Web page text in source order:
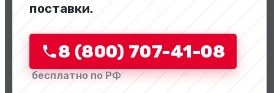
поставки.
8 (800) 707-41-08
бесплатно по РФ
Топливная система